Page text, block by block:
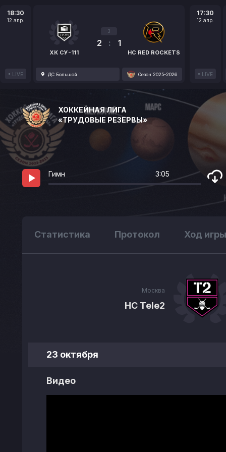
18:30
12 апр.
LIVE
ХК СУ-111
3
2 : 1
HC RED ROCKETS
ДС Большой Сезон 2025-2026
17:30
12 апр.
LIVE
ХОККЕЙНАЯ ЛИГА
«ТРУДОВЫЕ РЕЗЕРВЫ»
Гимн 3:05
Статистика Протокол Ход игры
Москва
HC Tele2
23 октября
Видео